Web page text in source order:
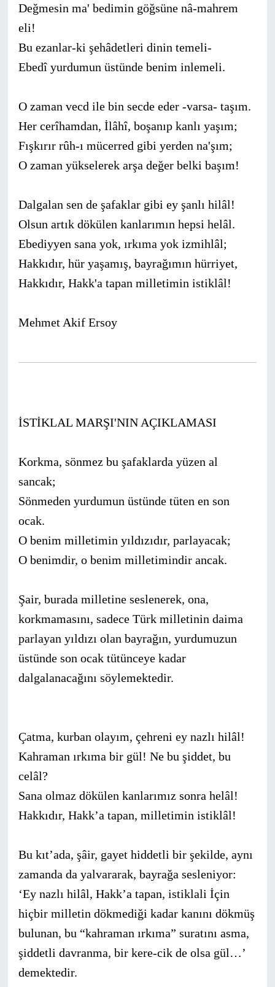
Değmesin ma' bedimin göğsüne nâ-mahrem
eli!
Bu ezanlar-ki şehâdetleri dinin temeli-
Ebedî yurdumun üstünde benim inlemeli.
O zaman vecd ile bin secde eder -varsa- taşım.
Her cerîhamdan, İlâhî, boşanıp kanlı yaşım;
Fışkırır rûh-ı mücerred gibi yerden na'şım;
O zaman yükselerek arşa değer belki başım!
Dalgalan sen de şafaklar gibi ey şanlı hilâl!
Olsun artık dökülen kanlarımın hepsi helâl.
Ebediyyen sana yok, ırkıma yok izmihlâl;
Hakkıdır, hür yaşamış, bayrağımın hürriyet,
Hakkıdır, Hakk'a tapan milletimin istiklâl!
Mehmet Akif Ersoy
İSTİKLAL MARŞI'NIN AÇIKLAMASI
Korkma, sönmez bu şafaklarda yüzen al
sancak;
Sönmeden yurdumun üstünde tüten en son
ocak.
O benim milletimin yıldızıdır, parlayacak;
O benimdir, o benim milletimindir ancak.
Şair, burada milletine seslenerek, ona,
korkmamasını, sadece Türk milletinin daima
parlayan yıldızı olan bayrağın, yurdumu­zun
üstünde son ocak tütünceye kadar
dalgalanacağını söylemek­tedir.
Çatma, kurban olayım, çehreni ey nazlı hilâl!
Kahraman ırkıma bir gül! Ne bu şiddet, bu
celâl?
Sana olmaz dökülen kanlarımız sonra helâl!
Hakkıdır, Hakk’a tapan, milletimin istiklâl!
Bu kıt’ada, şâir, gayet hiddetli bir şekilde, aynı
zamanda da yalvararak, bayrağa sesleniyor:
‘Ey nazlı hilâl, Hakk’a tapan, istik­lali İçin
hiçbir milletin dökmediği kadar kanını dökmüş
bulunan, bu “kahraman ırkıma” suratını asma,
şiddetli davranma, bir kere-cik de olsa gül…’
demektedir.